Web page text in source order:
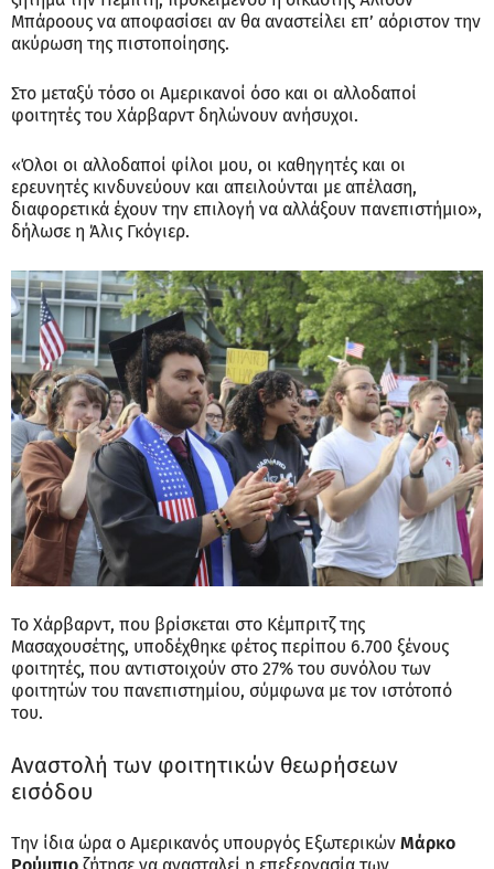
Μπάροους να αποφασίσει αν θα αναστείλει επ’ αόριστον την
ακύρωση της πιστοποίησης.
Στο μεταξύ τόσο οι Αμερικανοί όσο και οι αλλοδαποί
φοιτητές του Χάρβαρντ δηλώνουν ανήσυχοι.
«Όλοι οι αλλοδαποί φίλοι μου, οι καθηγητές και οι
ερευνητές κινδυνεύουν και απειλούνται με απέλαση,
διαφορετικά έχουν την επιλογή να αλλάξουν πανεπιστήμιο»,
δήλωσε η Άλις Γκόγιερ.
Το Χάρβαρντ, που βρίσκεται στο Κέμπριτζ της
Μασαχουσέτης, υποδέχθηκε φέτος περίπου 6.700 ξένους
φοιτητές, που αντιστοιχούν στο 27% του συνόλου των
φοιτητών του πανεπιστημίου, σύμφωνα με τον ιστότοπό
του.
Αναστολή των φοιτητικών θεωρήσεων
εισόδου
Την ίδια ώρα ο Αμερικανός υπουργός Εξωτερικών Μάρκο
Ρούμπιο ζήτησε να ανασταλεί η επεξεργασία των